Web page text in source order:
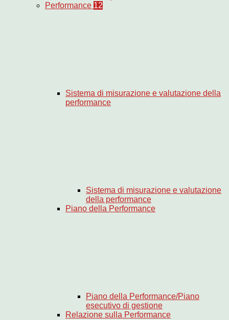
Performance 12
Sistema di misurazione e valutazione della
performance
Sistema di misurazione e valutazione
della performance
Piano della Performance
Piano della Performance/Piano
esecutivo di gestione
Relazione sulla Performance